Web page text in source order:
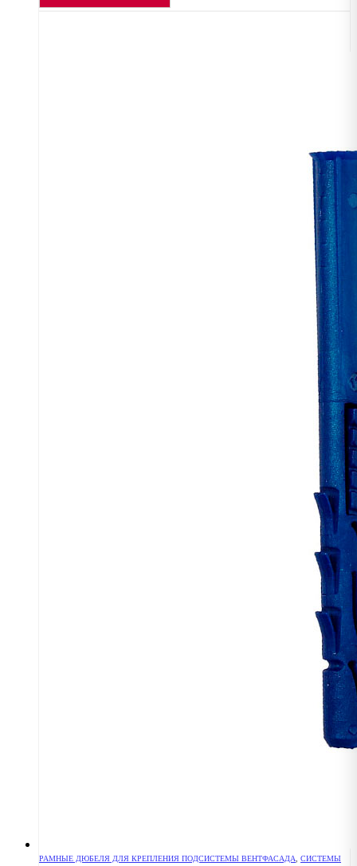
РАМНЫЕ ДЮБЕЛЯ ДЛЯ КРЕПЛЕНИЯ ПОДСИСТЕМЫ ВЕНТФАСАДА
СИСТЕМЫ